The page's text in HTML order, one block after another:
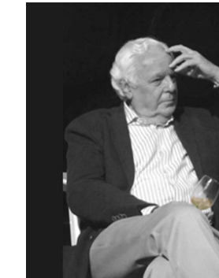
JOAQUIN